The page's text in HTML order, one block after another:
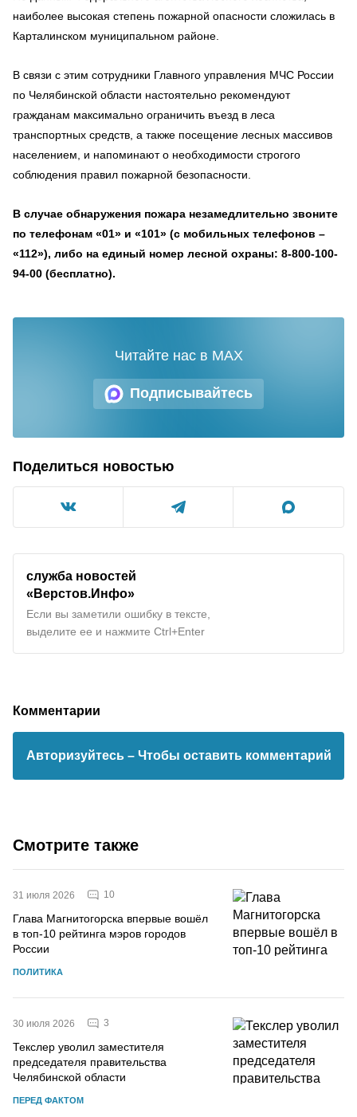
наиболее высокая степень пожарной опасности сложилась в
Карталинском муниципальном районе.
В связи с этим сотрудники Главного управления МЧС России
по Челябинской области настоятельно рекомендуют
гражданам максимально ограничить въезд в леса
транспортных средств, а также посещение лесных массивов
населением, и напоминают о необходимости строгого
соблюдения правил пожарной безопасности.
В случае обнаружения пожара незамедлительно звоните
по телефонам «01» и «101» (с мобильных телефонов –
«112»), либо на единый номер лесной охраны: 8-800-100-
94-00 (бесплатно).
Подписывайтесь
Читайте нас в MAX
Поделиться новостью
служба новостей
«Верстов.Инфо»
Если вы заметили ошибку в тексте,
выделите ее и нажмите Ctrl+Enter
Комментарии
Авторизуйтесь – Чтобы оставить комментарий
Смотрите также
31 июля 2026 10
Глава Магнитогорска впервые вошёл
в топ-10 рейтинга мэров городов
России
ПОЛИТИКА
30 июля 2026 3
Текслер уволил заместителя
председателя правительства
Челябинской области
ПЕРЕД ФАКТОМ